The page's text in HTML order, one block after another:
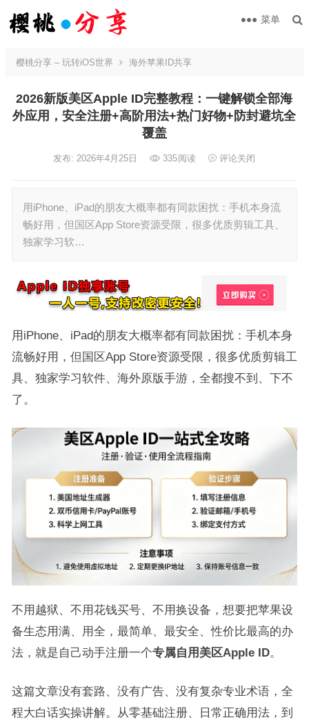
菜单
樱桃分享 – 玩转iOS世界 海外苹果ID共享
2026新版美区Apple ID完整教程：一键解锁全部海
外应用，安全注册+高阶用法+热门好物+防封避坑全
覆盖
发布: 2026年4月25日 335阅读 评论关闭
用iPhone、iPad的朋友大概率都有同款困扰：手机本身流
畅好用，但国区App Store资源受限，很多优质剪辑工具、
独家学习软…
用iPhone、iPad的朋友大概率都有同款困扰：手机本身
流畅好用，但国区App Store资源受限，很多优质剪辑工
具、独家学习软件、海外原版手游，全都搜不到、下不
了。
不用越狱、不用花钱买号、不用换设备，想要把苹果设
备生态用满、用全，最简单、最安全、性价比最高的办
法，就是自己动手注册一个专属自用美区Apple ID。
这篇文章没有套路、没有广告、没有复杂专业术语，全
程大白话实操讲解。从零基础注册、日常正确用法，到